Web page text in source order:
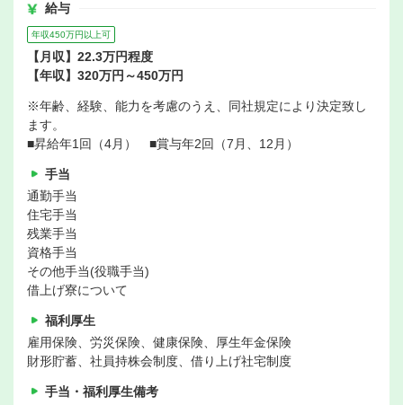
給与
年収450万円以上可
【月収】22.3万円程度
【年収】320万円～450万円
※年齢、経験、能力を考慮のうえ、同社規定により決定致し
ます。
■昇給年1回（4月） ■賞与年2回（7月、12月）
手当
通勤手当
住宅手当
残業手当
資格手当
その他手当(役職手当)
借上げ寮について
福利厚生
雇用保険、労災保険、健康保険、厚生年金保険
財形貯蓄、社員持株会制度、借り上げ社宅制度
手当・福利厚生備考